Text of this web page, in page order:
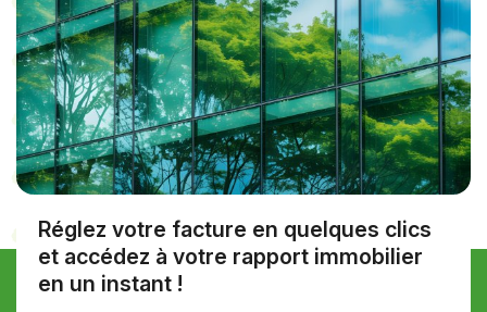
Réglez votre facture en quelques clics
et accédez à votre rapport immobilier
en un instant !